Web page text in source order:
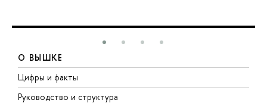
О ВЫШКЕ
Цифры и факты
Руководство и структура